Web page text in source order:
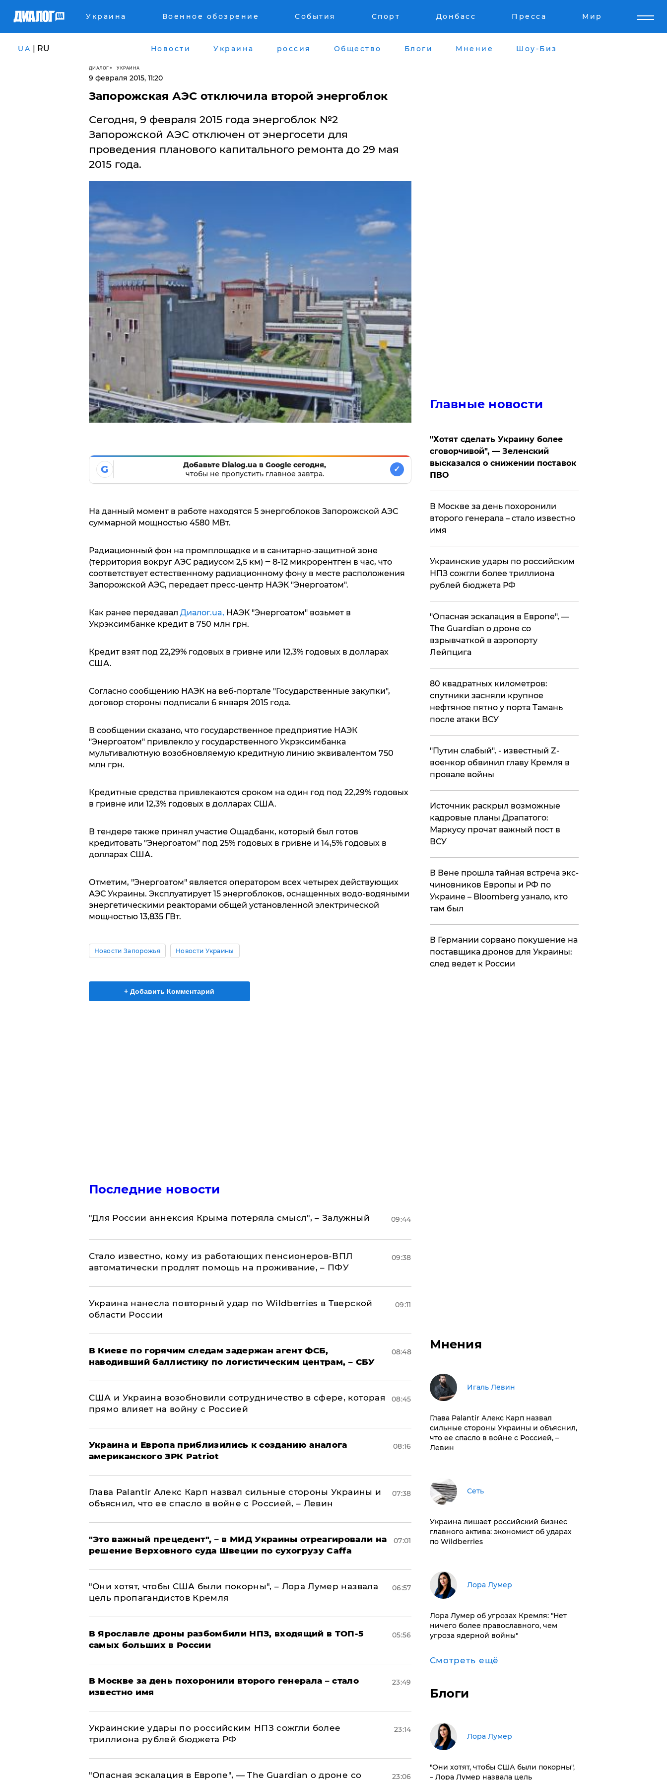
Украина Военное обозрение События Спорт Донбасс Пресса Мир
UA | RU Новости Украина россия Общество Блоги Мнение Шоу-Биз
ДИАЛОГ УКРАИНА
9 февраля 2015, 11:20
Запорожская АЭС отключила второй энергоблок
Сегодня, 9 февраля 2015 года энергоблок №2
Запорожской АЭС отключен от энергосети для
проведения планового капитального ремонта до 29 мая
2015 года.
G
Добавьте Dialog.ua в Google сегодня,
чтобы не пропустить главное завтра.
✓
На данный момент в работе находятся 5 энергоблоков Запорожской АЭС
суммарной мощностью 4580 МВт.
Радиационный фон на промплощадке и в санитарно-защитной зоне
(территория вокруг АЭС радиусом 2,5 км) ‒ 8-12 микрорентген в час, что
соответствует естественному радиационному фону в месте расположения
Запорожской АЭС, передает пресс-центр НАЭК "Энергоатом".
Как ранее передавал Диалог.ua, НАЭК "Энергоатом" возьмет в
Укрэксимбанке кредит в 750 млн грн.
Кредит взят под 22,29% годовых в гривне или 12,3% годовых в долларах
США.
Согласно сообщению НАЭК на веб-портале "Государственные закупки",
договор стороны подписали 6 января 2015 года.
В сообщении сказано, что государственное предприятие НАЭК
"Энергоатом" привлекло у государственного Укрэксимбанка
мультивалютную возобновляемую кредитную линию эквивалентом 750
млн грн.
Кредитные средства привлекаются сроком на один год под 22,29% годовых
в гривне или 12,3% годовых в долларах США.
В тендере также принял участие Ощадбанк, который был готов
кредитовать "Энергоатом" под 25% годовых в гривне и 14,5% годовых в
долларах США.
Отметим, "Энергоатом" является оператором всех четырех действующих
АЭС Украины. Эксплуатирует 15 энергоблоков, оснащенных водо-водяными
энергетическими реакторами общей установленной электрической
мощностью 13,835 ГВт.
Новости Запорожья Новости Украины
+ Добавить Комментарий
Последние новости
"Для России аннексия Крыма потеряла смысл", – Залужный 09:44
Стало известно, кому из работающих пенсионеров-ВПЛ
автоматически продлят помощь на проживание, – ПФУ
09:38
Украина нанесла повторный удар по Wildberries в Тверской
области России
09:11
В Киеве по горячим следам задержан агент ФСБ,
наводивший баллистику по логистическим центрам, – СБУ
08:48
США и Украина возобновили сотрудничество в сфере, которая
прямо влияет на войну с Россией
08:45
Украина и Европа приблизились к созданию аналога
американского ЗРК Patriot
08:16
Глава Palantir Алекс Карп назвал сильные стороны Украины и
объяснил, что ее спасло в войне с Россией, – Левин
07:38
"Это важный прецедент", – в МИД Украины отреагировали на
решение Верховного суда Швеции по сухогрузу Caffa
07:01
"Они хотят, чтобы США были покорны", – Лора Лумер назвала
цель пропагандистов Кремля
06:57
В Ярославле дроны разбомбили НПЗ, входящий в ТОП-5
самых больших в России
05:56
В Москве за день похоронили второго генерала – стало
известно имя
23:49
Украинские удары по российским НПЗ сожгли более
триллиона рублей бюджета РФ
23:14
"Опасная эскалация в Европе", — The Guardian о дроне со 23:06
Главные новости
​"Хотят сделать Украину более
сговорчивой", — Зеленский
высказался о снижении поставок
ПВО
В Москве за день похоронили
второго генерала – стало известно
имя
Украинские удары по российским
НПЗ сожгли более триллиона
рублей бюджета РФ
"Опасная эскалация в Европе", —
The Guardian о дроне со
взрывчаткой в аэропорту
Лейпцига
80 квадратных километров:
спутники засняли крупное
нефтяное пятно у порта Тамань
после атаки ВСУ
​"Путин слабый", - известный Z-
военкор обвинил главу Кремля в
провале войны
​Источник раскрыл возможные
кадровые планы Драпатого:
Маркусу прочат важный пост в
ВСУ
В Вене прошла тайная встреча экс-
чиновников Европы и РФ по
Украине – Bloomberg узнало, кто
там был
​В Германии сорвано покушение на
поставщика дронов для Украины:
след ведет к России
Мнения
Игаль Левин
Глава Palantir Алекс Карп назвал
сильные стороны Украины и объяснил,
что ее спасло в войне с Россией, –
Левин
Сеть
​Украина лишает российский бизнес
главного актива: экономист об ударах
по Wildberries
​Лора Лумер
Лора Лумер об угрозах Кремля: "Нет
ничего более православного, чем
угроза ядерной войны"
Смотреть ещё
Блоги
​Лора Лумер
"Они хотят, чтобы США были покорны",
– Лора Лумер назвала цель